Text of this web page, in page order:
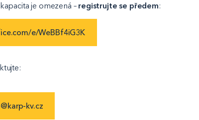
je omezená – registrujte se předem:
e/WeBBf4iG3K
kv.cz